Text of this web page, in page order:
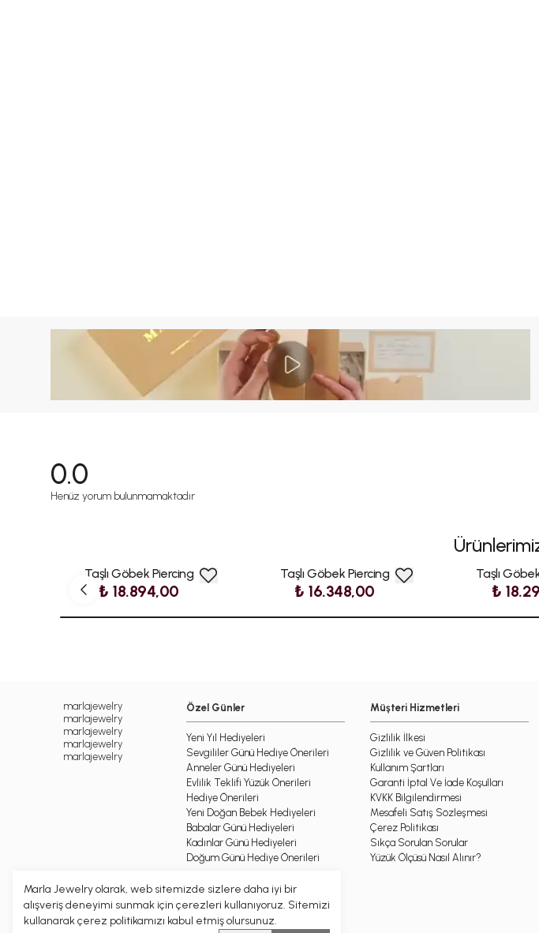
Marla Jewelry olarak, web sitemizde sizlere daha iyi bir
alışveriş deneyimi sunmak için çerezleri kullanıyoruz. Sitemizi
kullanarak çerez politikamızı kabul etmiş olursunuz.
0.0
Henüz yorum bulunmamaktadır
Taşlı Göbek Piercing
₺ 18.894,00
Taşlı Göbek Piercing
₺ 16.348,00
Taşlı
₺
marlajewelry
marlajewelry
marlajewelry
marlajewelry
marlajewelry
Özel Günler
Yeni Yıl Hediyeleri
Sevgililer Günü Hediye Önerileri
Anneler Günü Hediyeleri
Evlilik Teklifi Yüzük Önerileri
Hediye Önerileri
Yeni Doğan Bebek Hediyeleri
Babalar Günü Hediyeleri
Kadınlar Günü Hediyeleri
Doğum Günü Hediye Önerileri
Müşteri Hizmetleri
Gizlilik İlkesi
Gizlilik ve Güven Politikası
Kullanım Şartları
Garanti İptal Ve İade Koşulları
KVKK Bilgilendirmesi
Mesafeli Satış Sözleşmesi
Çerez Politikası
Sıkça Sorulan Sorular
Yüzük Ölçüsü Nasıl Alınır?